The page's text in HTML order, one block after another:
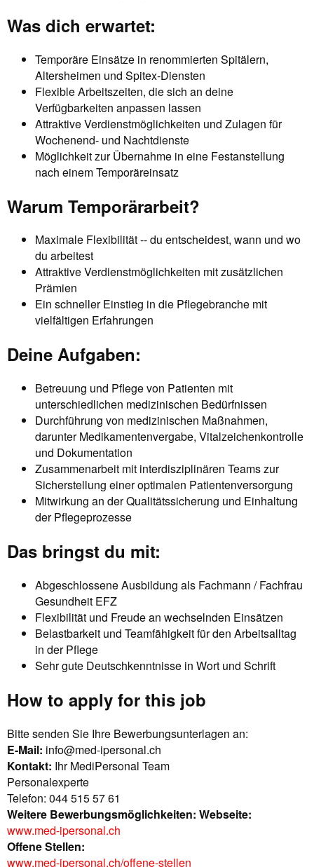
Was dich erwartet:
Temporäre Einsätze in renommierten Spitälern,
Altersheimen und Spitex-Diensten
Flexible Arbeitszeiten, die sich an deine
Verfügbarkeiten anpassen lassen
Attraktive Verdienstmöglichkeiten und Zulagen für
Wochenend- und Nachtdienste
Möglichkeit zur Übernahme in eine Festanstellung
nach einem Temporäreinsatz
Warum Temporärarbeit?
Maximale Flexibilität -- du entscheidest, wann und wo
du arbeitest
Attraktive Verdienstmöglichkeiten mit zusätzlichen
Prämien
Ein schneller Einstieg in die Pflegebranche mit
vielfältigen Erfahrungen
Deine Aufgaben:
Betreuung und Pflege von Patienten mit
unterschiedlichen medizinischen Bedürfnissen
Durchführung von medizinischen Maßnahmen,
darunter Medikamentenvergabe, Vitalzeichenkontrolle
und Dokumentation
Zusammenarbeit mit interdisziplinären Teams zur
Sicherstellung einer optimalen Patientenversorgung
Mitwirkung an der Qualitätssicherung und Einhaltung
der Pflegeprozesse
Das bringst du mit:
Abgeschlossene Ausbildung als Fachmann / Fachfrau
Gesundheit EFZ
Flexibilität und Freude an wechselnden Einsätzen
Belastbarkeit und Teamfähigkeit für den Arbeitsalltag
in der Pflege
Sehr gute Deutschkenntnisse in Wort und Schrift
How to apply for this job
Bitte senden Sie Ihre Bewerbungsunterlagen an:
E-Mail: info@med-ipersonal.ch
Kontakt: Ihr MediPersonal Team
Personalexperte
Telefon: 044 515 57 61
Weitere Bewerbungsmöglichkeiten: Webseite:
www.med-ipersonal.ch
Offene Stellen:
www.med-ipersonal.ch/offene-stellen